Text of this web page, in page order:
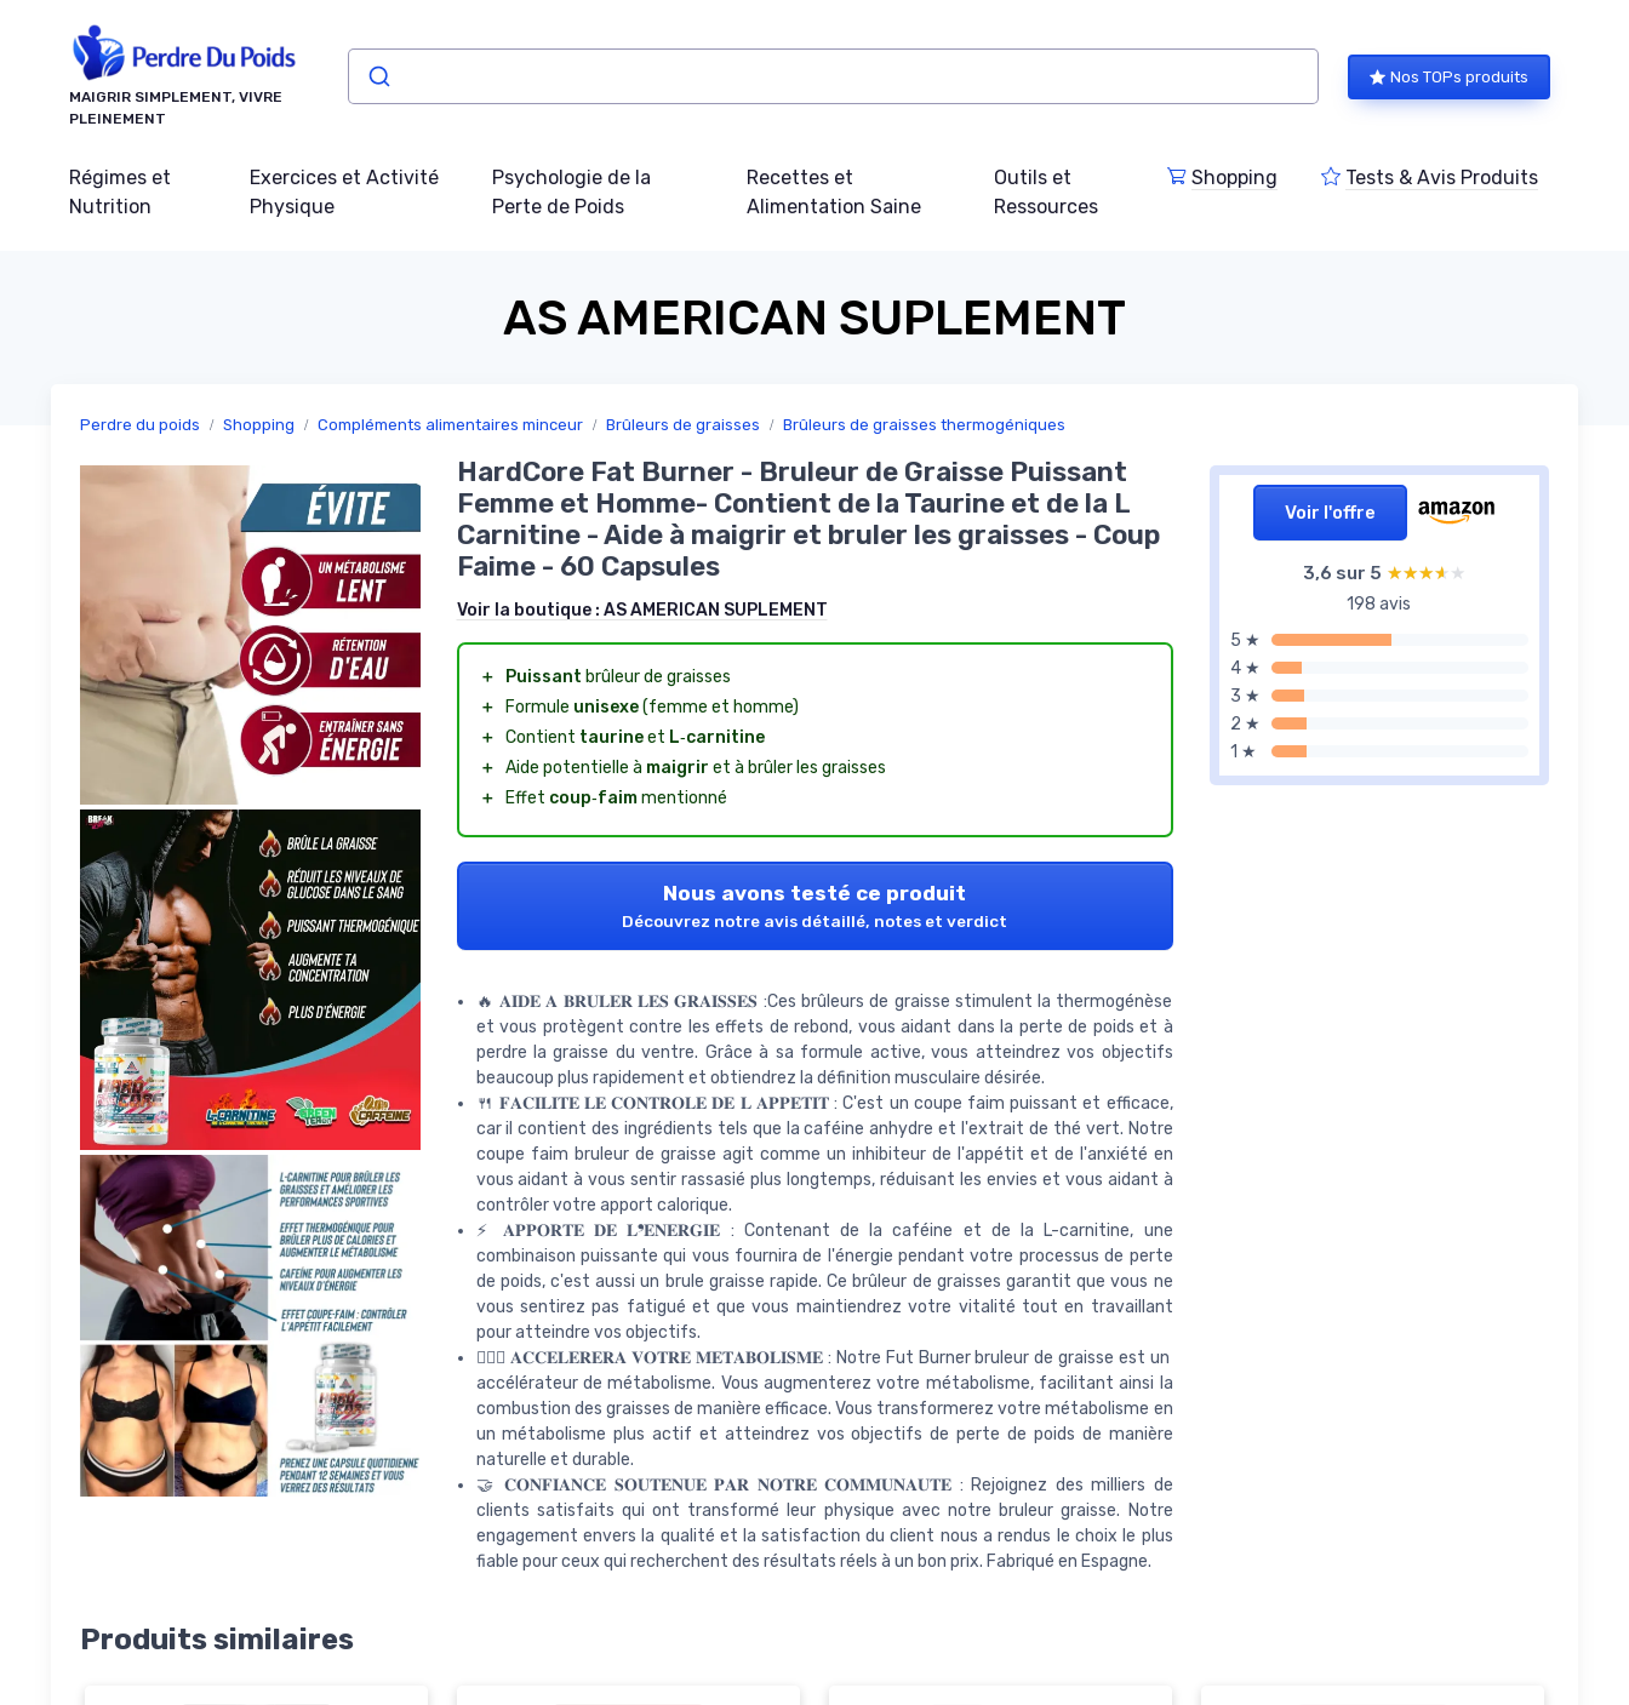
MAIGRIR SIMPLEMENT, VIVRE
PLEINEMENT
Nos TOPs produits
Régimes et
Nutrition
Exercices et Activité
Physique
Psychologie de la
Perte de Poids
Recettes et
Alimentation Saine
Outils et
Ressources
Shopping Tests & Avis Produits
AS AMERICAN SUPLEMENT
Perdre du poids Shopping Compléments alimentaires minceur Brûleurs de graisses Brûleurs de graisses thermogéniques
Voir l'offre
3,6 sur 5 ★★★★★
★★★★★
198 avis
5 ★
4 ★
3 ★
2 ★
1 ★
HardCore Fat Burner - Bruleur de Graisse Puissant
Femme et Homme- Contient de la Taurine et de la L
Carnitine - Aide à maigrir et bruler les graisses - Coup
Faime - 60 Capsules
Voir la boutique : AS AMERICAN SUPLEMENT
＋ Puissant brûleur de graisses
＋
Formule unisexe(femme et homme)
＋ Contient taurineet L‑carnitine
＋ Aide potentielle à maigrir et à brûler les graisses
＋
Effet coup‑faimmentionné
Nous avons testé ce produit
Découvrez notre avis détaillé, notes et verdict
🔥 𝐀𝐈𝐃𝐄 𝐀 𝐁𝐑𝐔𝐋𝐄𝐑 𝐋𝐄𝐒 𝐆𝐑𝐀𝐈𝐒𝐒𝐄𝐒 :Ces brûleurs de graisse stimulent la thermogénèse
et vous protègent contre les effets de rebond, vous aidant dans la perte de poids et à
perdre la graisse du ventre. Grâce à sa formule active, vous atteindrez vos objectifs
beaucoup plus rapidement et obtiendrez la définition musculaire désirée.
🍴 𝐅𝐀𝐂𝐈𝐋𝐈𝐓𝐄 𝐋𝐄 𝐂𝐎𝐍𝐓𝐑𝐎𝐋𝐄 𝐃𝐄 𝐋 𝐀𝐏𝐏𝐄𝐓𝐈𝐓 : C'est un coupe faim puissant et efficace,
car il contient des ingrédients tels que la caféine anhydre et l'extrait de thé vert. Notre
coupe faim bruleur de graisse agit comme un inhibiteur de l'appétit et de l'anxiété en
vous aidant à vous sentir rassasié plus longtemps, réduisant les envies et vous aidant à
contrôler votre apport calorique.
⚡ 𝐀𝐏𝐏𝐎𝐑𝐓𝐄 𝐃𝐄 𝐋❜𝐄𝐍𝐄𝐑𝐆𝐈𝐄 : Contenant de la caféine et de la L-carnitine, une
combinaison puissante qui vous fournira de l'énergie pendant votre processus de perte
de poids, c'est aussi un brule graisse rapide. Ce brûleur de graisses garantit que vous ne
vous sentirez pas fatigué et que vous maintiendrez votre vitalité tout en travaillant
pour atteindre vos objectifs.
🏃🏻‍♂️ 𝐀𝐂𝐂𝐄𝐋𝐄𝐑𝐄𝐑𝐀 𝐕𝐎𝐓𝐑𝐄 𝐌𝐄𝐓𝐀𝐁𝐎𝐋𝐈𝐒𝐌𝐄 : Notre Fut Burner bruleur de graisse est un
accélérateur de métabolisme. Vous augmenterez votre métabolisme, facilitant ainsi la
combustion des graisses de manière efficace. Vous transformerez votre métabolisme en
un métabolisme plus actif et atteindrez vos objectifs de perte de poids de manière
naturelle et durable.
🤝 𝐂𝐎𝐍𝐅𝐈𝐀𝐍𝐂𝐄 𝐒𝐎𝐔𝐓𝐄𝐍𝐔𝐄 𝐏𝐀𝐑 𝐍𝐎𝐓𝐑𝐄 𝐂𝐎𝐌𝐌𝐔𝐍𝐀𝐔𝐓𝐄 : Rejoignez des milliers de
clients satisfaits qui ont transformé leur physique avec notre bruleur graisse. Notre
engagement envers la qualité et la satisfaction du client nous a rendus le choix le plus
fiable pour ceux qui recherchent des résultats réels à un bon prix. Fabriqué en Espagne.
Produits similaires